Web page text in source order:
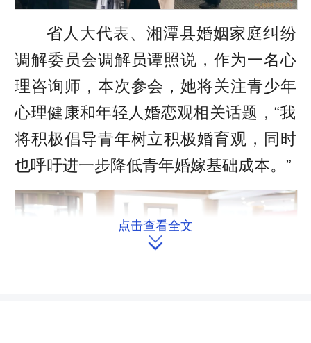
省人大代表、湘潭县婚姻家庭纠纷
调解委员会调解员谭照说，作为一名心
理咨询师，本次参会，她将关注青少年
心理健康和年轻人婚恋观相关话题，“我
将积极倡导青年树立积极婚育观，同时
也呼吁进一步降低青年婚嫁基础成本。”
点击查看全文
